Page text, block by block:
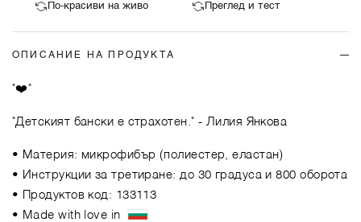
По-красиви на живо Преглед и тест
ОПИСАНИЕ НА ПРОДУКТА
"❤️"
"Детският бански е страхотен." - Лилия Янкова
• Материя: микрофибър (полиестер, еластан)
• Инструкции за третиране: до 30 градуса и 800 оборота
• Продуктов код: 133113
• Made with love in